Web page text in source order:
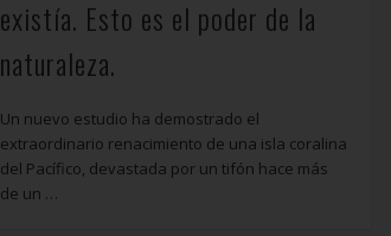
existía. Esto es el poder de la
naturaleza.
Un nuevo estudio ha demostrado el
extraordinario renacimiento de una isla coralina
del Pacífico, devastada por un tifón hace más
de un …